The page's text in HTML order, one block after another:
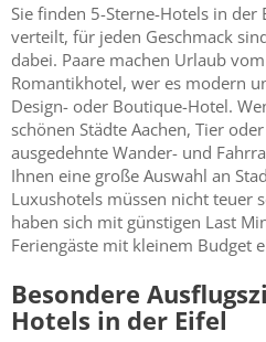
Sie finden 5-Sterne-Hotels in der
verteilt, für jeden Geschmack
dabei. Paare machen Urlaub
Romantikhotel, wer es modern
Design- oder Boutique-Hotel.
schönen Städte Aachen, Tier
ausgedehnte Wander- und
Ihnen eine große Auswahl an
Luxushotels müssen nicht teuer
haben sich mit günstigen Last
Feriengäste mit kleinem Budget
Besondere
Hotels in der Eifel